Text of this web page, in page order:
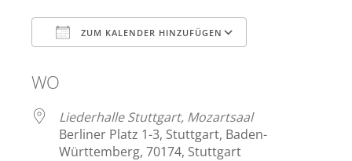
ZUM KALENDER HINZUFÜGEN
WO
Liederhalle Stuttgart, Mozartsaal
Berliner Platz 1-3, Stuttgart, Baden-
Württemberg, 70174, Stuttgart